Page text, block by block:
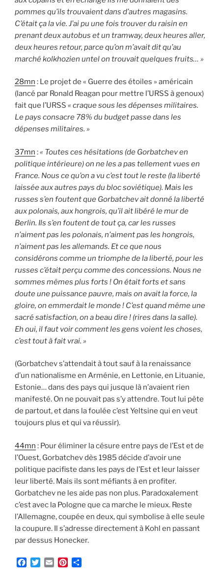
pommes qu’ils trouvaient dans d’autres magasins.
C’était ça la vie. J’ai pu une fois trouver du raisin en
prenant deux autobus et un tramway, deux heures aller,
deux heures retour, parce qu’on m’avait dit qu’au
marché kolkhozien untel on trouvait quelques fruits… »
28mn : Le projet de « Guerre des étoiles » américain
(lancé par Ronald Reagan pour mettre l’URSS à genoux)
fait que l’URSS « craque sous les dépenses militaires.
Le pays consacre 78% du budget passe dans les
dépenses militaires. »
37mn :« Toutes ces hésitations (de Gorbatchev en
politique intérieure) on ne les a pas tellement vues en
France. Nous ce qu’on a vu c’est tout le reste (la liberté
laissée aux autres pays du bloc soviétique). Mais les
russes s’en foutent que Gorbatchev ait donné la liberté
aux polonais, aux hongrois, qu’il ait libéré le mur de
Berlin. Ils s’en foutent de tout ça, car les russes
n’aiment pas les polonais, n’aiment pas les hongrois,
n’aiment pas les allemands. Et ce que nous
considérons comme un triomphe de la liberté, pour les
russes c’était perçu comme des concessions. Nous ne
sommes mêmes plus forts ! On était forts et sans
doute une puissance pauvre, mais on avait la force, la
gloire, on emmerdait le monde ! C’est quand même une
sacré satisfaction, on a beau dire ! (rires dans la salle).
Eh oui, il faut voir comment les gens voient les choses,
c’est tout à fait vrai. »
(Gorbatchev s’attendait à tout sauf à la renaissance
d’un nationalisme en Arménie, en Lettonie, en Lituanie,
Estonie… dans des pays qui jusque là n’avaient rien
manifesté. On ne pouvait pas s’y attendre. Tout lui pète
de partout, et dans la foulée c’est Yeltsine qui en veut
toujours plus et qui va réussir).
44mn : Pour éliminer la césure entre pays de l’Est et de
l’Ouest, Gorbatchev dès 1985 décide d’avoir une
politique pacifiste dans les pays de l’Est et leur laisser
leur liberté. Mais ils sont méfiants à en profiter.
Gorbatchev ne les aide pas non plus. Paradoxalement
c’est avec la Pologne que ca marche le mieux. Reste
l’Allemagne, coupée en deux, qui symbolise à elle seule
la coupure. Il s’adresse directement à Kohl en passant
par dessus Honecker.